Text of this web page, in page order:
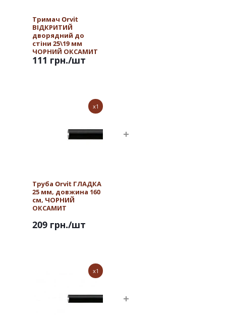
Тримач Orvit
ВІДКРИТИЙ
дворядний до
стіни 25\19 мм
ЧОРНИЙ ОКСАМИТ
111 грн./шт
x1
Труба Orvit ГЛАДКА
25 мм, довжина 160
см, ЧОРНИЙ
ОКСАМИТ
209 грн./шт
x1